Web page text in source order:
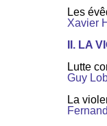
Les
Xavier
II. LA
Lutte
Guy
La